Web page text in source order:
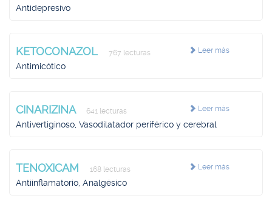
Antidepresivo
Leer más
KETOCONAZOL 767 lecturas
Antimicótico
Leer más
CINARIZINA 641 lecturas
Antivertiginoso, Vasodilatador periférico y cerebral
Leer más
TENOXICAM 168 lecturas
Antiinflamatorio, Analgésico